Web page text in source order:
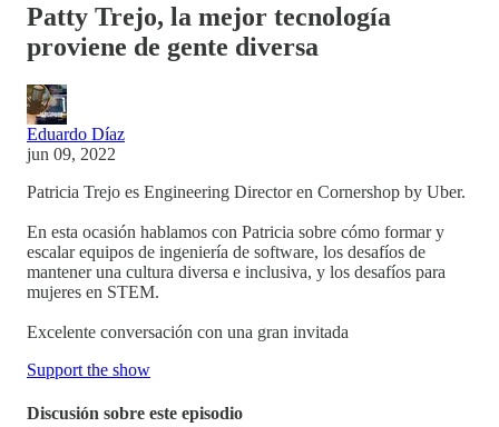
Patty Trejo, la mejor tecnología
proviene de gente diversa
Eduardo Díaz
jun 09, 2022
Patricia Trejo es Engineering Director en Cornershop by Uber.
En esta ocasión hablamos con Patricia sobre cómo formar y
escalar equipos de ingeniería de software, los desafíos de
mantener una cultura diversa e inclusiva, y los desafíos para
mujeres en STEM.
Excelente conversación con una gran invitada
Support the show
Discusión sobre este episodio